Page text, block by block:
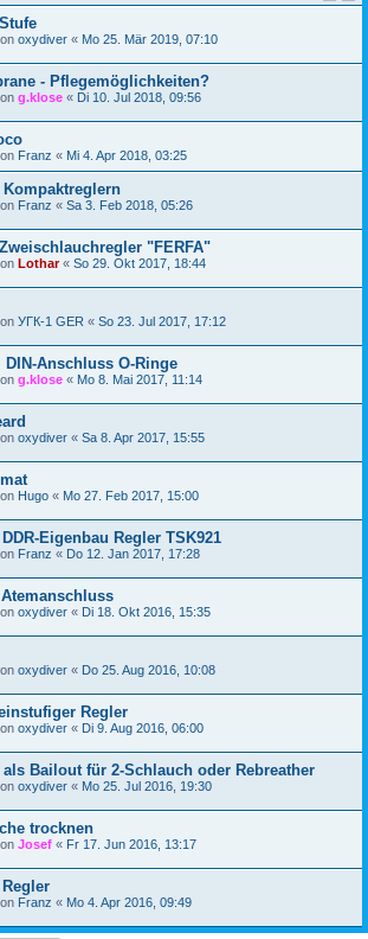
oxydiver « Mo 25. Mär 2019, 07:10
- Pflegemöglichkeiten?
g.klose « Di 10. Jul 2018, 09:56
Franz « Mi 4. Apr 2018, 03:25
Franz « Sa 3. Feb 2018, 05:26
"FERFA"
Lothar« So 29. Okt 2017, 18:44
УГК-1 GER « So 23. Jul 2017, 17:12
Anschluss O-Ringe
g.klose « Mo 8. Mai 2017, 11:14
oxydiver « Sa 8. Apr 2017, 15:55
Hugo « Mo 27. Feb 2017, 15:00
Eigenbau Regler TSK921
Franz « Do 12. Jan 2017, 17:28
oxydiver « Di 18. Okt 2016, 15:35
oxydiver « Do 25. Aug 2016, 10:08
Regler
oxydiver « Di 9. Aug 2016, 06:00
Bailout für 2-Schlauch oder Rebreather
oxydiver « Mo 25. Jul 2016, 19:30
trocknen
Josef « Fr 17. Jun 2016, 13:17
Franz « Mo 4. Apr 2016, 09:49